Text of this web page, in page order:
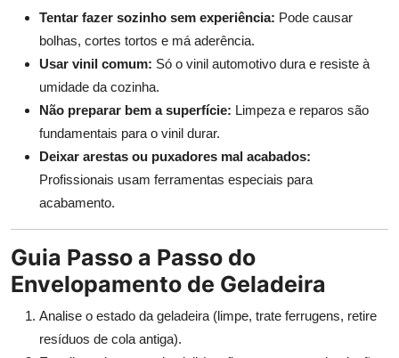
Tentar fazer sozinho sem experiência: Pode causar
bolhas, cortes tortos e má aderência.
Usar vinil comum: Só o vinil automotivo dura e resiste à
umidade da cozinha.
Não preparar bem a superfície: Limpeza e reparos são
fundamentais para o vinil durar.
Deixar arestas ou puxadores mal acabados:
Profissionais usam ferramentas especiais para
acabamento.
Guia Passo a Passo do
Envelopamento de Geladeira
Analise o estado da geladeira (limpe, trate ferrugens, retire
resíduos de cola antiga).